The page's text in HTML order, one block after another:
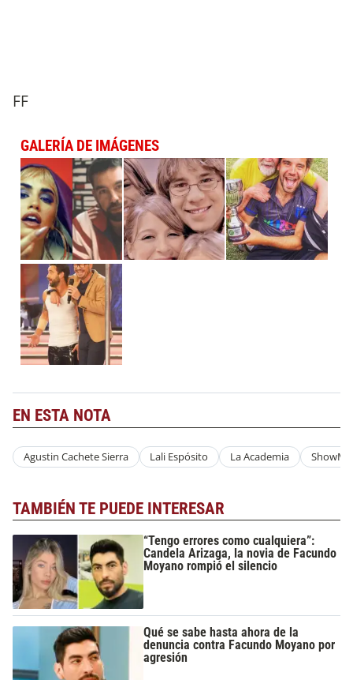
FF
GALERÍA DE IMÁGENES
EN ESTA NOTA
Agustin Cachete Sierra Lali Espósito La Academia
TAMBIÉN TE PUEDE INTERESAR
“Tengo errores como cualquiera”:
Candela Arizaga, la novia de Facundo
Moyano rompió el silencio
Qué se sabe hasta ahora de la
denuncia contra Facundo Moyano por
agresión